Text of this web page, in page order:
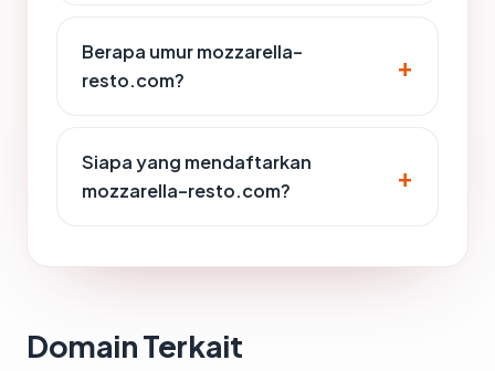
Berapa umur mozzarella-
resto.com?
Siapa yang mendaftarkan
mozzarella-resto.com?
Domain Terkait